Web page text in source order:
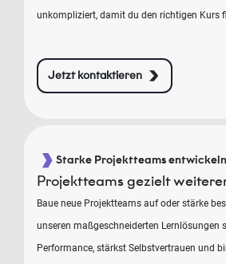
unkompliziert, damit du den richtigen Kurs
Jetzt kontaktieren
Starke Projektteams entwickeln
Projektteams gezielt
Baue neue Projektteams auf oder stärke
unseren maßgeschneiderten Lernlösungen
Performance, stärkst Selbstvertrauen und